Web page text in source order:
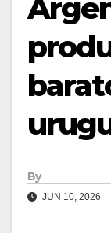
By
JUN 10, 2026